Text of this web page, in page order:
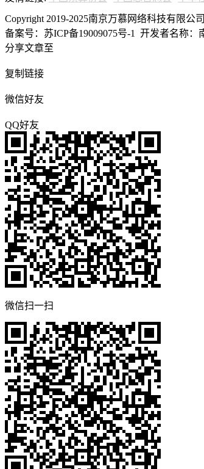
Copyright 2019-2025南京万慕网络科技有限公
备案号：苏ICP备19009075号-1
开发者名称：
分享文章至
复制链接
微信好友
QQ好友
微信扫一扫